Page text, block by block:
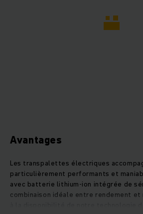
Avantages
Les transpalettes électriques
particulièrement performants et
avec batterie lithium-ion intégrée de
combinaison idéale entre rendement